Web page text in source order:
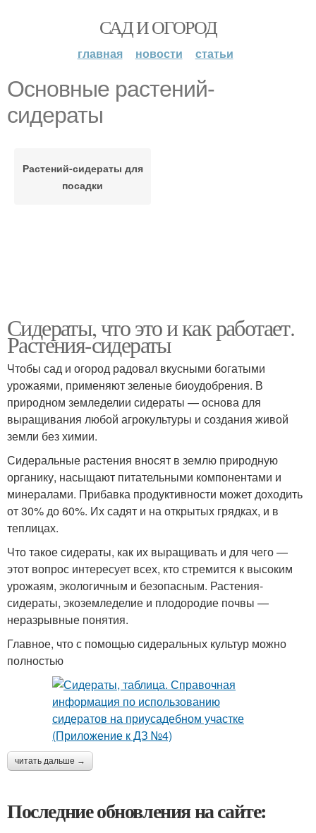
САД И ОГОРОД
главная новости статьи
Основные растений-
сидераты
Растений-сидераты для
посадки
Сидераты, что это и как работает.
Растения-сидераты
Чтобы сад и огород радовал вкусными богатыми
урожаями, применяют зеленые биоудобрения. В
природном земледелии сидераты — основа для
выращивания любой агрокультуры и создания живой
земли без химии.
Сидеральные растения вносят в землю природную
органику, насыщают питательными компонентами и
минералами. Прибавка продуктивности может доходить
от 30% до 60%. Их садят и на открытых грядках, и в
теплицах.
Что такое сидераты, как их выращивать и для чего —
этот вопрос интересует всех, кто стремится к высоким
урожаям, экологичным и безопасным. Растения-
сидераты, экоземледелие и плодородие почвы —
неразрывные понятия.
Главное, что с помощью сидеральных культур можно
полностью
читать дальше →
Последние обновления на сайте: